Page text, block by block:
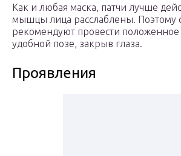
Как и любая маска, патчи лучше
мышцы лица расслаблены. Поэтому
рекомендуют провести
удобной позе, закрыв глаза.
Проявления